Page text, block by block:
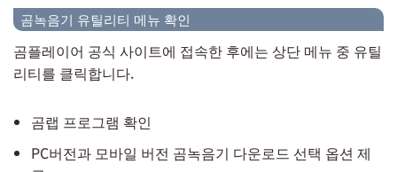
곰녹음기 유틸리티 메뉴 확인
곰플레이어 공식 사이트에 접속한 후에는 상단 메뉴 중 유틸
리티를 클릭합니다.
곰랩 프로그램 확인
PC버전과 모바일 버전 곰녹음기 다운로드 선택 옵션 제